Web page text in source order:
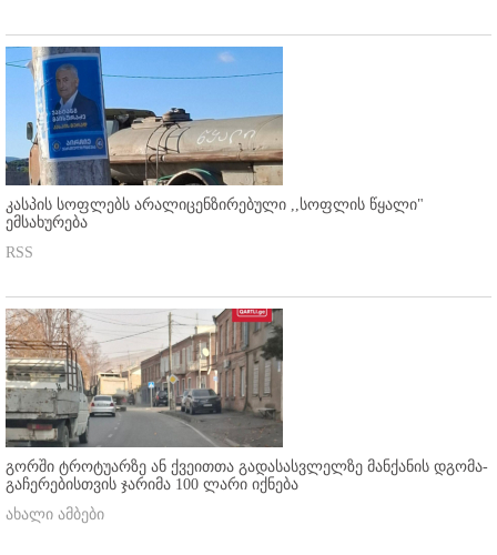
კასპის სოფლებს არალიცენზირებული ,,სოფლის წყალი"
ემსახურება
RSS
გორში ტროტუარზე ან ქვეითთა გადასასვლელზე მანქანის დგომა-
გაჩერებისთვის ჯარიმა 100 ლარი იქნება
ახალი ამბები